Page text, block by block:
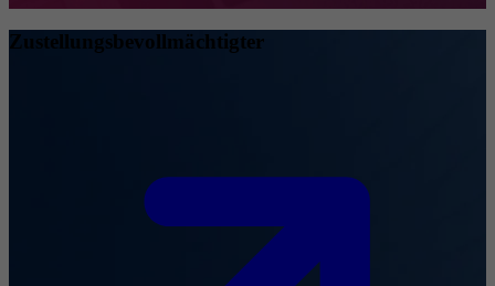
Zustellungsbevollmächtigter